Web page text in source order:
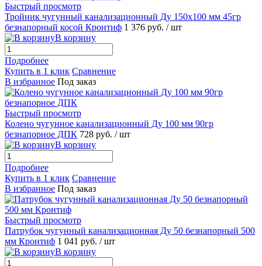
Быстрый просмотр
Тройник чугунный канализационный Ду 150х100 мм 45гр
безнапорный косой Кронтиф 1 376 руб. / шт
В корзину
Подробнее
Купить в 1 клик Сравнение
В избранное Под заказ
Быстрый просмотр
Колено чугунное канализационный Ду 100 мм 90гр
безнапорное ДПК 728 руб. / шт
В корзину
Подробнее
Купить в 1 клик Сравнение
В избранное Под заказ
Быстрый просмотр
Патрубок чугунный канализационная Ду 50 безнапорный 500
мм Кронтиф 1 041 руб. / шт
В корзину